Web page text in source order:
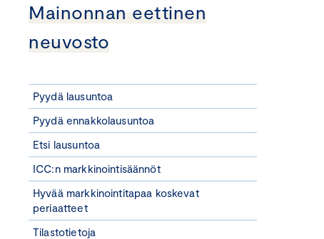
Mainonnan eettinen
neuvosto
Pyydä lausuntoa
Pyydä ennakkolausuntoa
Etsi lausuntoa
ICC:n markkinointisäännöt
Hyvää markkinointitapaa koskevat
periaatteet
Tilastotietoja